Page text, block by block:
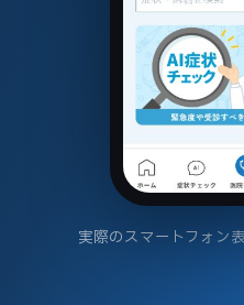
実際のスマートフォン